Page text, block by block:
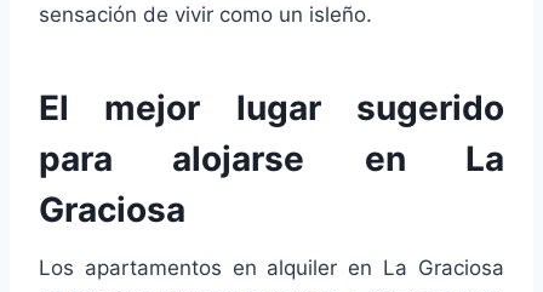
sensación de vivir como un isleño.
El mejor lugar sugerido
para alojarse en La
Graciosa
Los apartamentos en alquiler en La Graciosa